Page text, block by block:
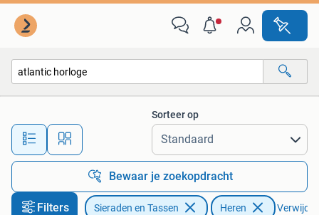
Alle afstanden…
Sorteer op
Bewaar je zoekopdracht
Filters Sieraden en Tassen Heren